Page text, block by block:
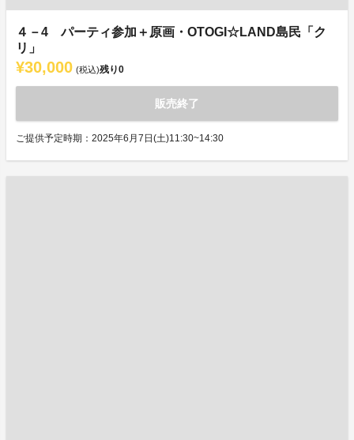
４－4 パーティ参加＋原画・OTOGI☆LAND島民「ク
リ」
¥30,000 (税込)残り0
販売終了
ご提供予定時期：2025年6月7日(土)11:30~14:30